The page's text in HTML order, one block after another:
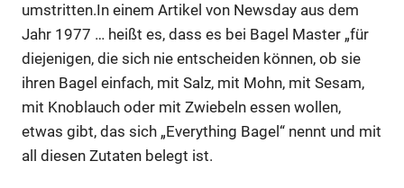
umstritten.In einem Artikel von Newsday aus dem
Jahr 1977 … heißt es, dass es bei Bagel Master „für
diejenigen, die sich nie entscheiden können, ob sie
ihren Bagel einfach, mit Salz, mit Mohn, mit Sesam,
mit Knoblauch oder mit Zwiebeln essen wollen,
etwas gibt, das sich „Everything Bagel“ nennt und mit
all diesen Zutaten belegt ist.